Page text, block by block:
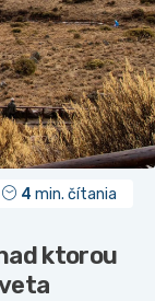
4 min. čítania
ktorou